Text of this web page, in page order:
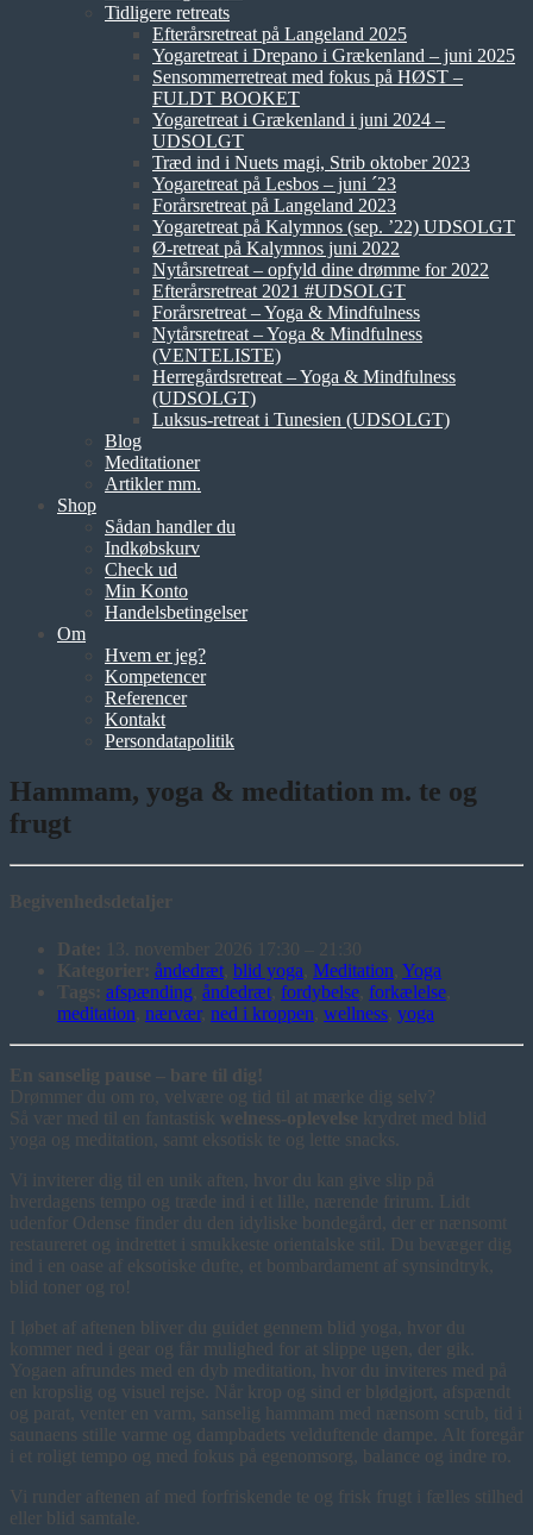
Tidligere retreats
Efterårsretreat på Langeland 2025
Yogaretreat i Drepano i Grækenland – juni 2025
Sensommerretreat med fokus på HØST –
FULDT BOOKET
Yogaretreat i Grækenland i juni 2024 –
UDSOLGT
Træd ind i Nuets magi, Strib oktober 2023
Yogaretreat på Lesbos – juni ´23
Forårsretreat på Langeland 2023
Yogaretreat på Kalymnos (sep. ’22) UDSOLGT
Ø-retreat på Kalymnos juni 2022
Nytårsretreat – opfyld dine drømme for 2022
Efterårsretreat 2021 #UDSOLGT
Forårsretreat – Yoga & Mindfulness
Nytårsretreat – Yoga & Mindfulness
(VENTELISTE)
Herregårdsretreat – Yoga & Mindfulness
(UDSOLGT)
Luksus-retreat i Tunesien (UDSOLGT)
Blog
Meditationer
Artikler mm.
Shop
Sådan handler du
Indkøbskurv
Check ud
Min Konto
Handelsbetingelser
Om
Hvem er jeg?
Kompetencer
Referencer
Kontakt
Persondatapolitik
Hammam, yoga & meditation m. te og
frugt
Begivenhedsdetaljer
Date: 13. november 2026 17:30
21:30
Kategorier: åndedræt blid yoga Meditation Yoga
Tags: afspænding åndedræt fordybelse forkælelse
meditation nærvær, ned i kroppen wellness yoga
En sanselig pause – bare til dig!
Drømmer du om ro, velvære og tid til at mærke dig selv?
Så vær med til en fantastisk welness-oplevelse krydret med blid
yoga og meditation, samt eksotisk te og lette snacks.
Vi inviterer dig til en unik aften, hvor du kan give slip på
hverdagens tempo og træde ind i et lille, nærende frirum. Lidt
udenfor Odense finder du den idyliske bondegård, der er nænsomt
restaureret og indrettet i smukkeste orientalske stil. Du bevæger dig
ind i en oase af eksotiske dufte, et bombardament af synsindtryk,
blid toner og ro!
I løbet af aftenen bliver du guidet gennem blid yoga, hvor du
kommer ned i gear og får mulighed for at slippe ugen, der gik.
Yogaen afrundes med en dyb meditation, hvor du inviteres med på
en kropslig og visuel rejse. Når krop og sind er blødgjort, afspændt
og parat, venter en varm, sanselig hammam med nænsom scrub, tid i
saunaens stille varme og dampbadets velduftende dampe. Alt foregår
i et roligt tempo og med fokus på egenomsorg, balance og indre ro.
Vi runder aftenen af med forfriskende te og frisk frugt i fælles stilhed
eller blid samtale.